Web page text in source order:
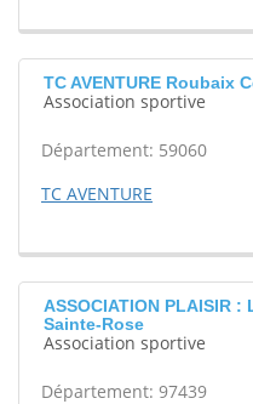
TC AVENTURE Roubaix
Association sportive
Département: 59060
TC AVENTURE
ASSOCIATION PLAISIR :
Sainte-Rose
Association sportive
Département: 97439